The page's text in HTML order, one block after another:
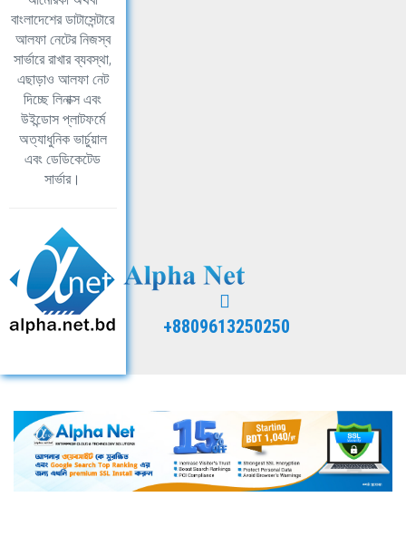
বাংলাদেশের ডাটাসেন্টারে
আলফা নেটের নিজস্ব
সার্ভারে রাখার ব্যবস্থা,
এছাড়াও আলফা নেট
দিচ্ছে লিনাক্স এবং
উইন্ডোস প্লাটফর্মে
অত্যাধুনিক ভার্চুয়াল
এবং ডেডিকেটেড
সার্ভার।
+8809613250250